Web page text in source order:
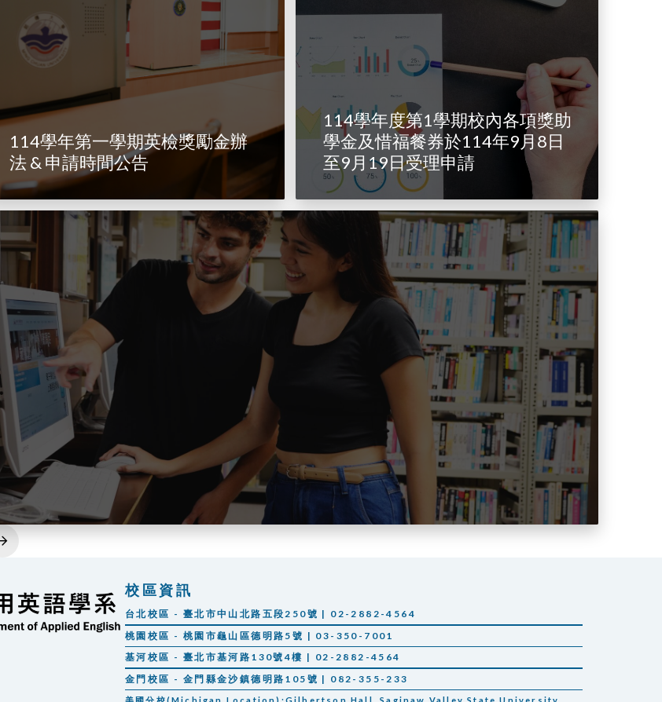
114學年第一學期英檢獎勵金辦
法 & 申請時間公告
114學年度第1學期校內各項獎助
學金及惜福餐券於114年9月8日
至9月19日受理申請
Next
校區資訊
台北校區 - 臺北市中山北路五段250號 | 02-2882-4564
桃園校區 - 桃園市龜山區德明路5號 | 03-350-7001
基河校區 - 臺北市基河路130號4樓 | 02-2882-4564
金門校區 - 金門縣金沙鎮德明路105號 | 082-355-233